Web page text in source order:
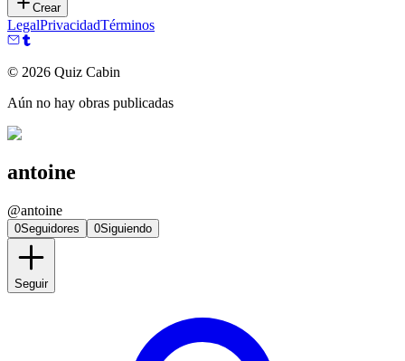
Crear
LegalPrivacidadTérminos
© 2026 Quiz Cabin
Aún no hay obras publicadas
antoine
@antoine
0Seguidores 0Siguiendo
Seguir